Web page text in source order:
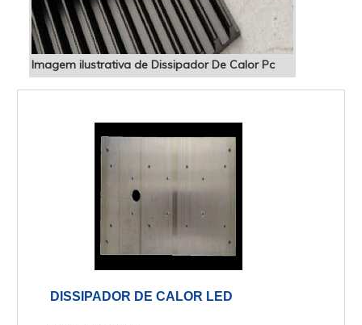
Imagem ilustrativa de Dissipador De Calor Pc
DISSIPADOR DE CALOR LED